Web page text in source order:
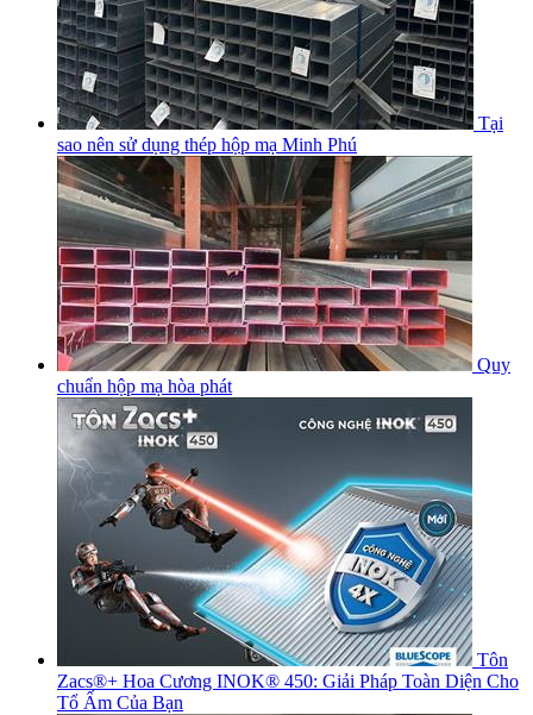
Tại
sao nên sử dụng thép hộp mạ Minh Phú
Quy
chuẩn hộp mạ hòa phát
Tôn
Zacs®+ Hoa Cương INOK® 450: Giải Pháp Toàn Diện Cho
Tổ Ấm Của Bạn